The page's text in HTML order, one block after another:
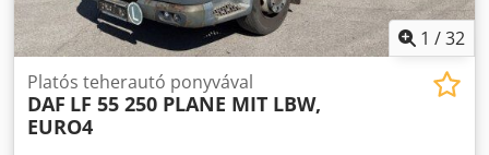
1 /32
Platós teherautó ponyvával
DAF LF 55 250 PLANE MIT LBW,
EURO4